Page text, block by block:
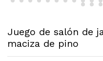
Juego de salón de
maciza de pino